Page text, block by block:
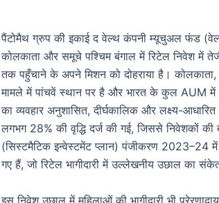
पैंटोमैथ ग्रुप की इकाई द वेल्थ कंपनी म्यूचुअल फंड
कोलकाता और समूचे पश्चिम बंगाल में रिटेल निवेश में
तक पहुँचाने के अपने मिशन को दोहराया है।
मामले में पांचवें स्थान पर है और भारत के कुल AUM में
का व्यवहार अनुशासित, दीर्घकालिक और लक्ष्य-
लगभग 28% की वृद्धि दर्ज की गई, जिससे निवेशकों
(सिस्टमैटिक इन्वेस्टमेंट प्लान) पंजीकरण
गए हैं, जो रिटेल भागीदारी में उल्लेखनीय उछाल का
इस निवेश उछाल में महिलाओं की भागीदारी भी